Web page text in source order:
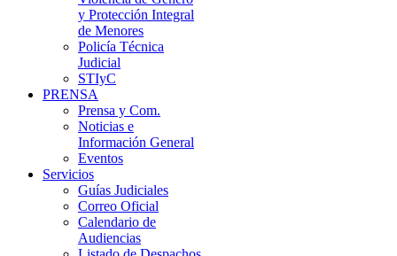
y Protección Integral
de Menores
Policía Técnica
Judicial
STIyC
PRENSA
Prensa y Com.
Noticias e
Información General
Eventos
Servicios
Guías Judiciales
Correo Oficial
Calendario de
Audiencias